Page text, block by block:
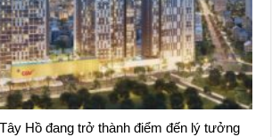
Hồ đang trở thành điểm đến lý tưởng